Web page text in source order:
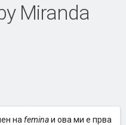
Miranda
на feminaи ова ми е прва